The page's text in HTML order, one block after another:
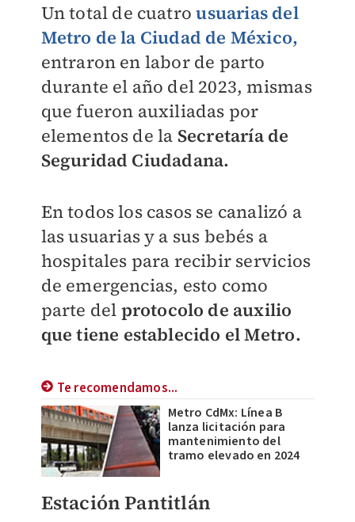
Un total de cuatrousuarias del
Metro de la Ciudad de México,
entraron en labor de parto
durante el año del 2023, mismas
que fueron auxiliadas por
elementos de la Secretaría de
Seguridad Ciudadana.
En todos los casos se canalizó a
las usuarias y a sus bebés a
hospitales para recibir servicios
de emergencias, esto como
parte del protocolo de auxilio
que tiene establecido el Metro.
Te recomendamos...
Metro CdMx: Línea B
lanza licitación para
mantenimiento del
tramo elevado en 2024
Estación Pantitlán